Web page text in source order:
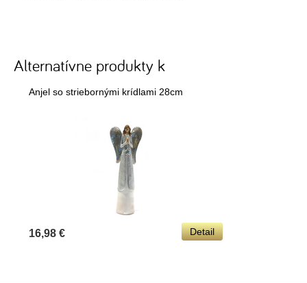
Alternatívne produkty k
Anjel so striebornými krídlami 28cm
16,98 € Detail